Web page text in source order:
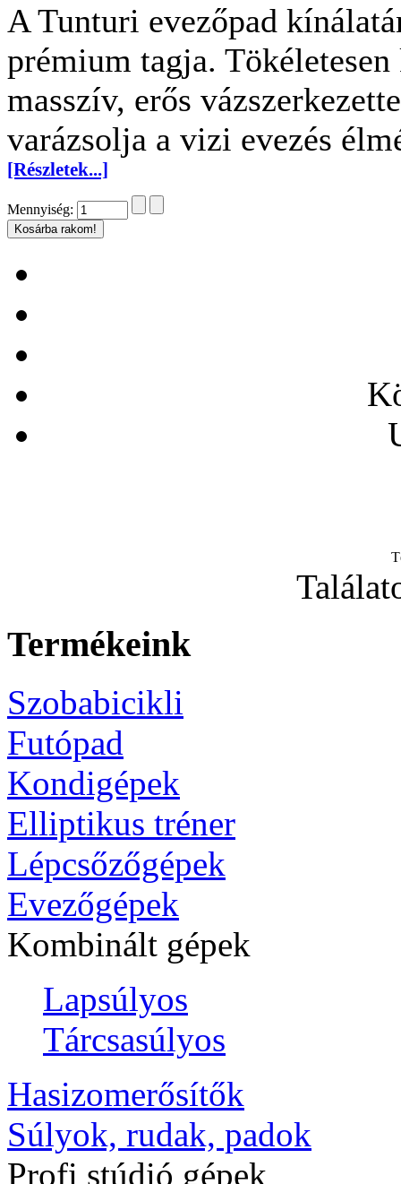
A Tunturi evezőpad
prémium tagja.
masszív, erős
varázsolja a vizi evezés
[Részletek...]
Mennyiség:
Termékeink
Szobabicikli
Futópad
Kondigépek
Elliptikus tréner
Lépcsőzőgépek
Evezőgépek
Kombinált gépek
Lapsúlyos
Tárcsasúlyos
Hasizomerősítők
Súlyok, rudak, padok
Profi stúdió gépek